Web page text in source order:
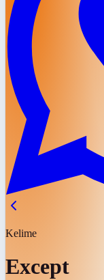
Kelime
Except